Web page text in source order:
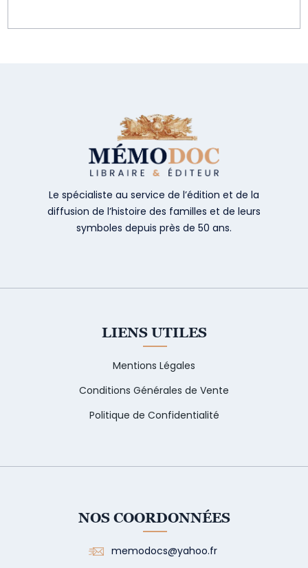
Le spécialiste au service de l’édition et de la
diffusion de l’histoire des familles et de leurs
symboles depuis près de 50 ans.
LIENS UTILES
Mentions Légales
Conditions Générales de Vente
Politique de Confidentialité
NOS COORDONNÉES
memodocs@yahoo.fr